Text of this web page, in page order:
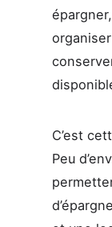
C’est
Peu